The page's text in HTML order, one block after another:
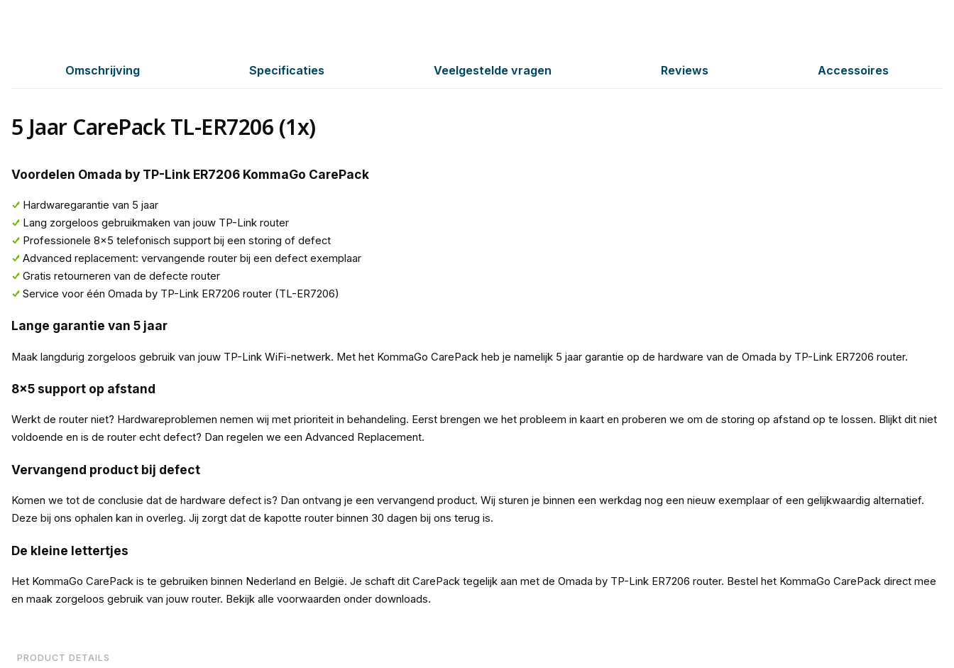
Omschrijving Specificaties Veelgestelde vragen Reviews Accessoires
5 Jaar CarePack TL-ER7206 (1x)
Voordelen Omada by TP-Link ER7206 KommaGo CarePack
Hardwaregarantie van 5 jaar
Lang zorgeloos gebruikmaken van jouw TP-Link router
Professionele 8x5 telefonisch support bij een storing of defect
Advanced replacement: vervangende router bij een defect exemplaar
Gratis retourneren van de defecte router
Service voor één Omada by TP-Link ER7206 router (TL-ER7206)
Lange garantie van 5 jaar
Maak langdurig zorgeloos gebruik van jouw TP-Link WiFi-netwerk. Met het KommaGo CarePack heb je namelijk 5 jaar garantie op de hardware van de Omada by TP-Link ER7206 router.
8x5 support op afstand
Werkt de router niet? Hardwareproblemen nemen wij met prioriteit in behandeling. Eerst brengen we het probleem in kaart en proberen we om de storing op afstand op te lossen. Blijkt dit niet
voldoende en is de router echt defect? Dan regelen we een Advanced Replacement.
Vervangend product bij defect
Komen we tot de conclusie dat de hardware defect is? Dan ontvang je een vervangend product. Wij sturen je binnen een werkdag nog een nieuw exemplaar of een gelijkwaardig alternatief.
Deze bij ons ophalen kan in overleg. Jij zorgt dat de kapotte router binnen 30 dagen bij ons terug is.
De kleine lettertjes
Het KommaGo CarePack is te gebruiken binnen Nederland en België. Je schaft dit CarePack tegelijk aan met de Omada by TP-Link ER7206 router. Bestel het KommaGo CarePack direct mee
en maak zorgeloos gebruik van jouw router. Bekijk alle voorwaarden onder downloads.
PRODUCT DETAILS